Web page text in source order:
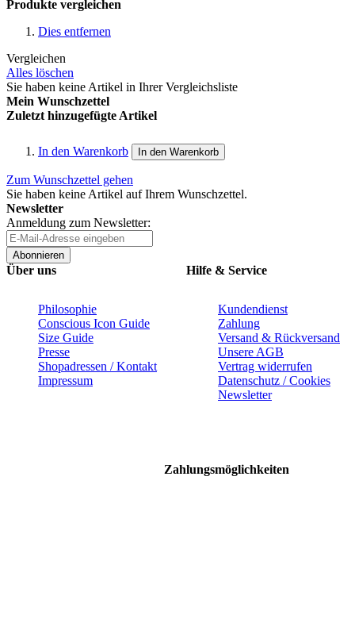
Produkte vergleichen
Dies entfernen
Vergleichen
Alles löschen
Sie haben keine Artikel in Ihrer Vergleichsliste
Mein Wunschzettel
Zuletzt hinzugefügte Artikel
In den Warenkorb In den Warenkorb
Zum Wunschzettel gehen
Sie haben keine Artikel auf Ihrem Wunschzettel.
Newsletter
Anmeldung zum Newsletter:
Abonnieren
Über uns
Philosophie
Conscious Icon Guide
Size Guide
Presse
Shopadressen / Kontakt
Impressum
Hilfe & Service
Kundendienst
Zahlung
Versand & Rückversand
Unsere AGB
Vertrag widerrufen
Datenschutz / Cookies
Newsletter
Zahlungsmöglichkeiten